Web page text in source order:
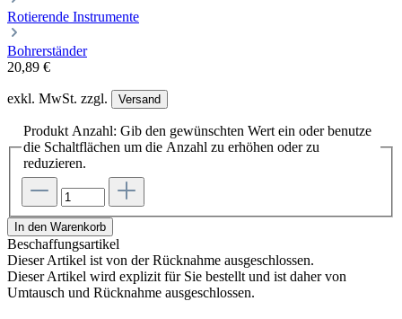
Rotierende Instrumente
Bohrerständer
20,89 €
exkl. MwSt. zzgl. Versand
Produkt Anzahl: Gib den gewünschten Wert ein oder benutze
die Schaltflächen um die Anzahl zu erhöhen oder zu
reduzieren.
In den Warenkorb
Beschaffungsartikel
Dieser Artikel ist von der Rücknahme ausgeschlossen.
Dieser Artikel wird explizit für Sie bestellt und ist daher von
Umtausch und Rücknahme ausgeschlossen.